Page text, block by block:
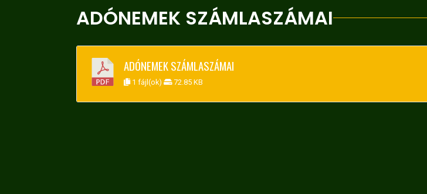
ADÓNEMEK SZÁMLASZÁMAI
ADÓNEMEK SZÁMLASZÁMAI
1 fájl(ok) 72.85 KB